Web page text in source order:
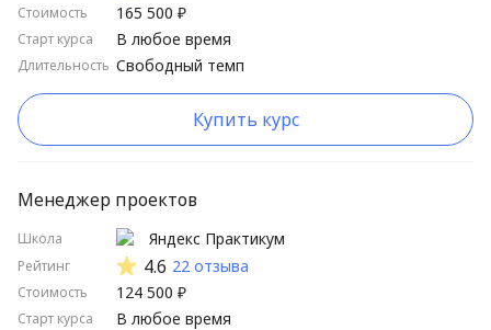
Стоимость
Старт курса
Длительность
165 500 ₽
Свободный темп
В любое время
Купить курс
Менеджер проектов
Школа
Рейтинг
Стоимость
Старт курса
Яндекс Практикум
4.6 22 отзыва
124 500 ₽
В любое время